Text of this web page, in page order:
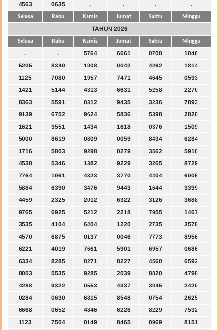
4563
0635 . . . .
Selasa Rabu Kamis Jumat Sabtu Minggu
TAHUN 2026
Selasa Rabu Kamis Jumat Sabtu Minggu
. . 5764 6661 0708
1046
5205
8349 1908 0042 4262
1814
1125
7080 1957 7471 4645
0593
1421
5144 4313 6631 5258
2270
8363
5591 0312 9435 3236
7893
9139
6752 9624 5836 5398
2820
1621
3551 1434 1618 0376
1509
5000
8619 0809 0059 8434
6284
1716
5803 9298 0279 3562
5910
4538
5346 1382 9229 3265
8729
7764
1961 4323 3770 4404
6905
5884
6390 3476 9443 1644
3399
4459
2325 2012 6322 3126
3688
9765
6925 5212 2218 7955
1467
3535
4104 6404 1220 2735
3578
4570
6875 0137 0046 7773
8956
6221
4019 7661 5901 6957
0686
6334
8285 0271 8227 4560
6592
8053
5535 9285 2039 8820
4798
4288
9322 0553 4337 3945
2429
0284
0630 6815 8548 0754
2625
6668
0652 4846 6226 8229
7532
1123
7504 0149 8465 0969
8151